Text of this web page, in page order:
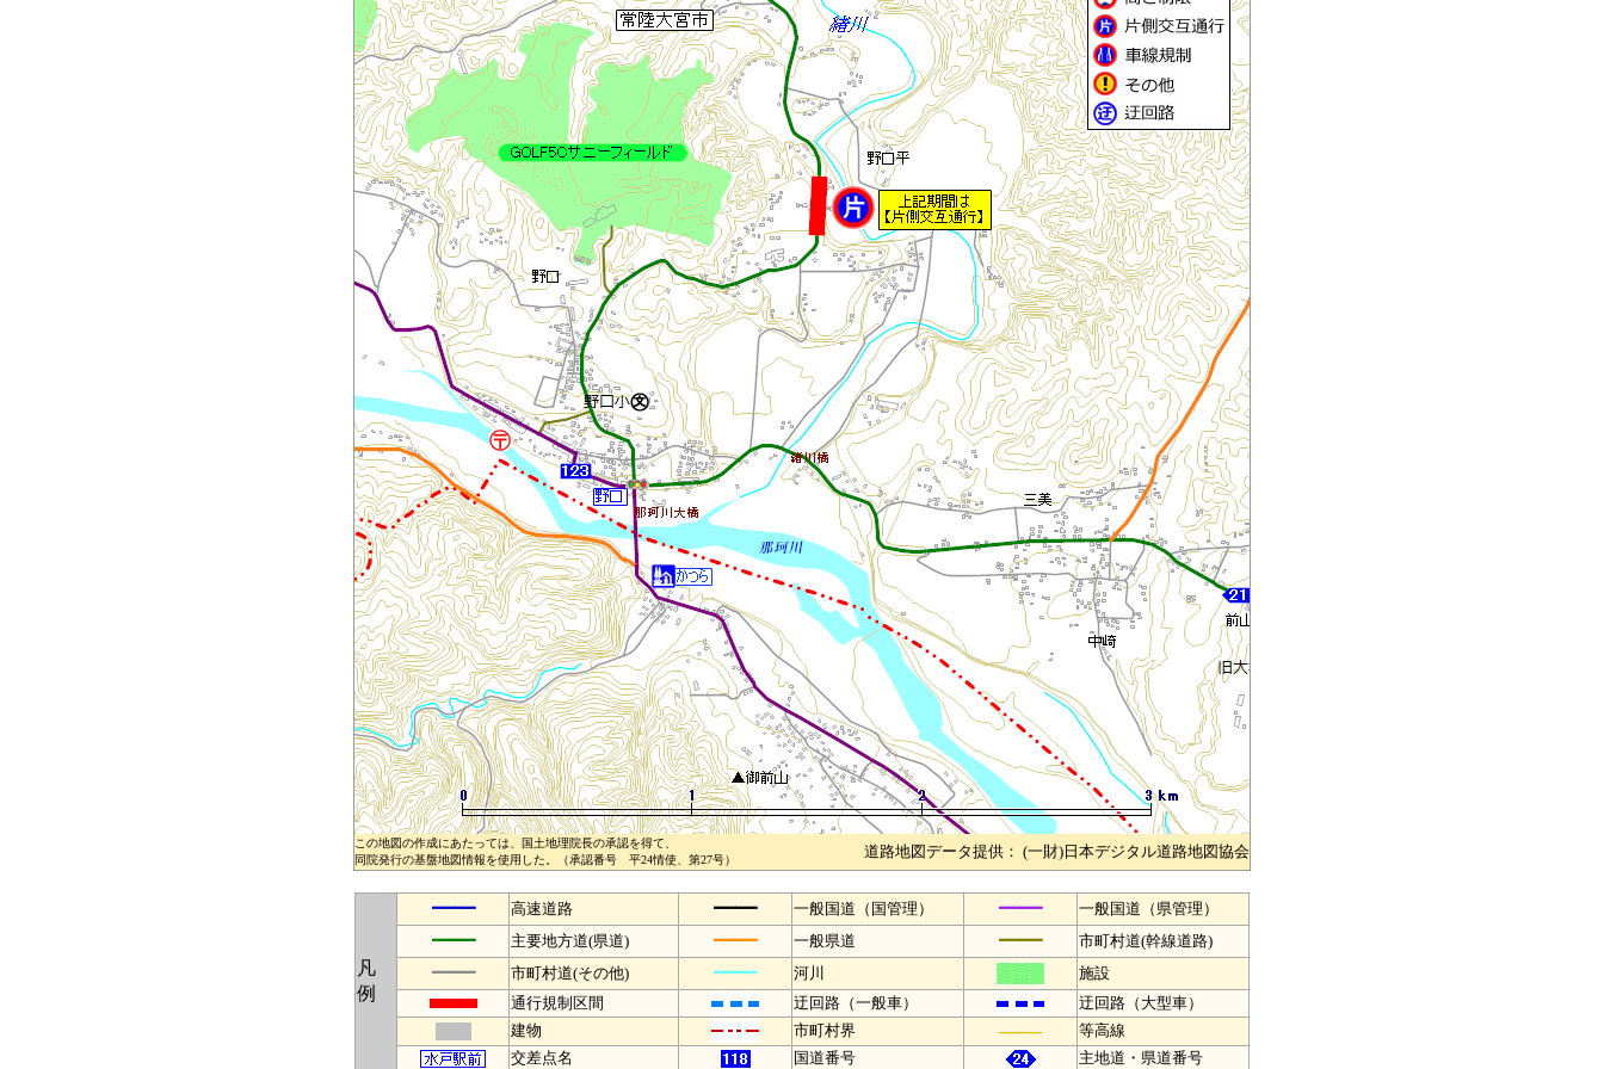
この地図の作成にあたっては、国土地理院長の承認を得て、
同院発行の基盤地図情報を使用した。（承認番号 平24情使、第27号）
道路地図データ提供： (一財)日本デジタル道路地図協会
凡
例
━━ 高速道路 ━━ 一般国道（国管理） ━━ 一般国道（県管理）
━━ 主要地方道(県道) ━━ 一般県道 ━━ 市町村道(幹線道路)
━━ 市町村道(その他) ━━ 河川
施設
通行規制区間
迂回路（一般車）
迂回路（大型車）
建物
市町村界 ――
等高線
交差点名
国道番号 主地道・県道番号